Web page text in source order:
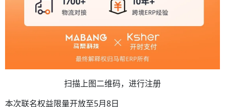
扫描上图二维码，进行注册
本次联名权益限量开放至5月8日